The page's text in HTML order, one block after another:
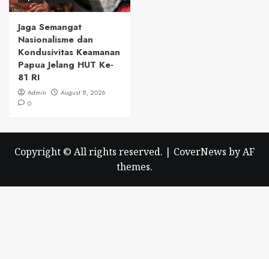
Jaga Semangat
Nasionalisme dan
Kondusivitas Keamanan
Papua Jelang HUT Ke-
81 RI
Admin
August 8, 2026
0
Copyright © All rights reserved. | CoverNews by AF
themes.